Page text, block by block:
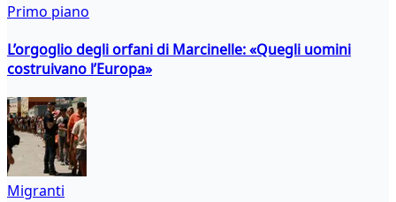
Primo piano
L’orgoglio degli orfani di Marcinelle: «Quegli uomini
costruivano l’Europa»
Migranti